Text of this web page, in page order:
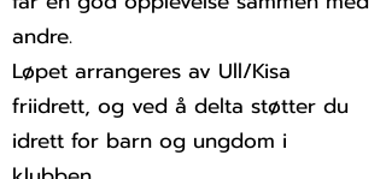
andre.
Løpet arrangeres av Ull/Kisa
friidrett, og ved å delta støtter du
idrett for barn og ungdom i